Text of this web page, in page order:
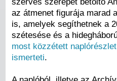
az átmenet figurája marad
is, amelyek segíthetnek a
szétesése és a
most közzétett
ismerteti.